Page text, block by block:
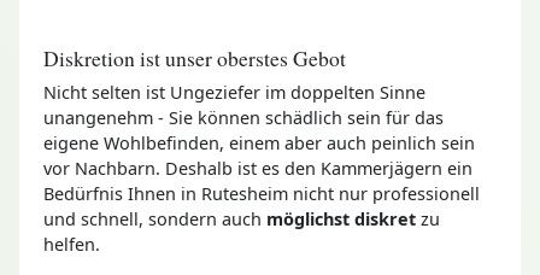
Diskretion ist unser oberstes Gebot
Nicht selten ist Ungeziefer im doppelten Sinne
unangenehm - Sie können schädlich sein für das
eigene Wohlbefinden, einem aber auch peinlich sein
vor Nachbarn. Deshalb ist es den Kammerjägern ein
Bedürfnis Ihnen in Rutesheim nicht nur professionell
und schnell, sondern auch möglichst diskret zu
helfen.